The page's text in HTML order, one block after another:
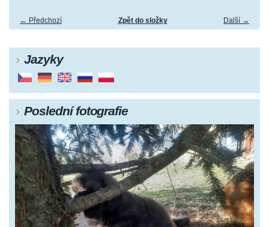
← Předchozí Další →
Zpět do složky
Jazyky
Poslední fotografie